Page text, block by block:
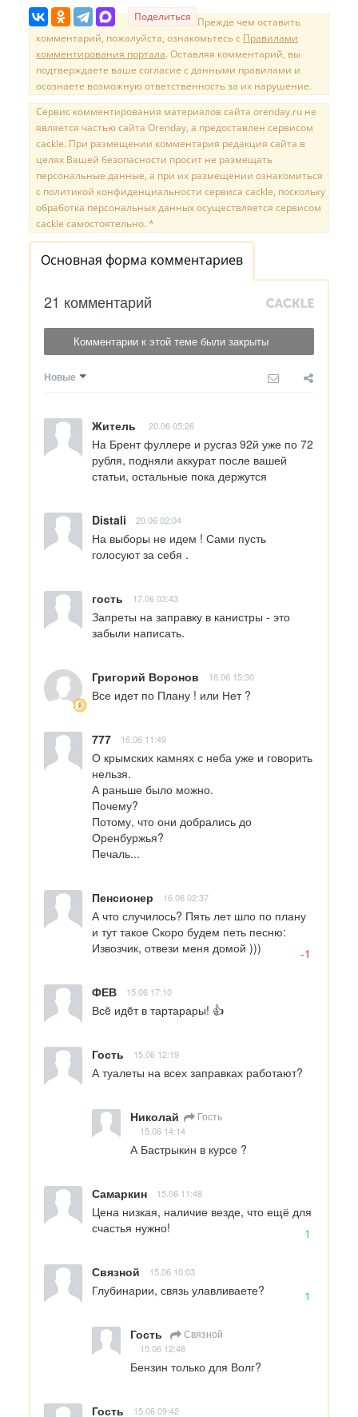
Поделиться Прежде чем оставить
комментарий, пожалуйста, ознакомьтесь с Правилами
комментирования портала. Оставляя комментарий, вы
подтверждаете ваше согласие с данными правилами и
осознаете возможную ответственность за их нарушение.
Сервис комментирования материалов сайта orenday.ru не
является частью сайта Orenday, а предоставлен сервисом
cackle. При размещении комментария редакция сайта в
целях Вашей безопасности просит не размещать
персональные данные, а при их размещении ознакомиться
с политикой конфиденциальности сервиса cackle, поскольку
обработка персональных данных осуществляется сервисом
cackle самостоятельно. *
Основная форма комментариев
21 комментарий
Комментарии к этой теме были закрыты
Новые
Житель 20.06 05:26
На Брент фуллере и русгаз 92й уже по 72
рубля, подняли аккурат после вашей
статьи, остальные пока держутся
Distali 20.06 02:04
На выборы не идем ! Сами пусть
голосуют за себя .
гость 17.06 03:43
Запреты на заправку в канистры - это
забыли написать.
Григорий Воронов 16.06 15:30
Все идет по Плану ! или Нет ?
777 16.06 11:49
О крымских камнях с неба уже и говорить
нельзя.
А раньше было можно.
Почему?
Потому, что они добрались до
Оренбуржья?
Печаль...
Пенсионер 16.06 02:37
А что случилось? Пять лет шло по плану
и тут такое Скоро будем петь песню:
Извозчик, отвези меня домой )))
-1
ФЕВ 15.06 17:10
Всë идëт в тартарары! 👍
Гость 15.06 12:19
А туалеты на всех заправках работают?
Николай Гость
15.06 14:14
А Бастрыкин в курсе ?
Самаркин 15.06 11:48
Цена низкая, наличие везде, что ещё для
счастья нужно!
1
Связной 15.06 10:03
Глубинарии, связь улавливаете? 1
Гость Связной
15.06 12:48
Бензин только для Волг?
Гость 15.06 09:42